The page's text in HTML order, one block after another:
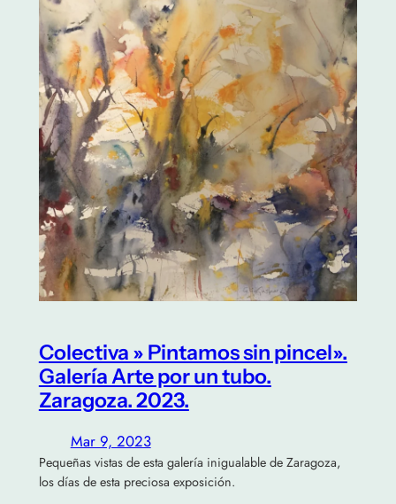
Colectiva » Pintamos sin pincel».
Galería Arte por un tubo.
Zaragoza. 2023.
Mar 9, 2023
Pequeñas vistas de esta galería inigualable de Zaragoza,
los días de esta preciosa exposición.